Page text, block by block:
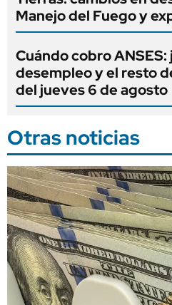
Manejo del Fuego y
Cuándo cobro ANSES:
desempleo y el resto
del jueves 6 de agosto
Otras noticias